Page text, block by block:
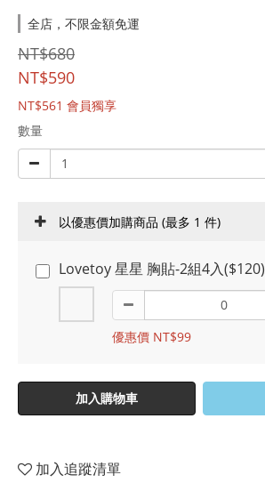
全店，不限金額免運
NT$680
NT$590
NT$561 會員獨享
數量
以優惠價加購商品 (最多 1 件)
Lovetoy 星星 胸貼-2組4入($120)
優惠價 NT$99
加入購物車
加入追蹤清單